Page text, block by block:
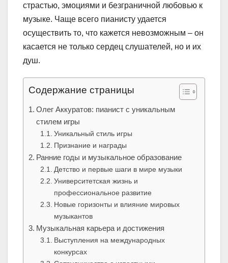
страстью, эмоциями и безграничной любовью к
музыке. Чаще всего пианисту удается
осуществить то, что кажется невозможным – он
касается не только сердец слушателей, но и их
душ.
Содержание страницы
Олег Аккуратов: пианист с уникальным
стилем игры
Уникальный стиль игры
Признание и награды
Ранние годы и музыкальное образование
Детство и первые шаги в мире музыки
Университетская жизнь и
профессиональное развитие
Новые горизонты и влияние мировых
музыкантов
Музыкальная карьера и достижения
Выступления на международных
конкурсах